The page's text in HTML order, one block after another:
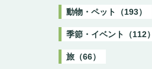
動物・ペット（193）
季節・イベント（112）
旅（66）